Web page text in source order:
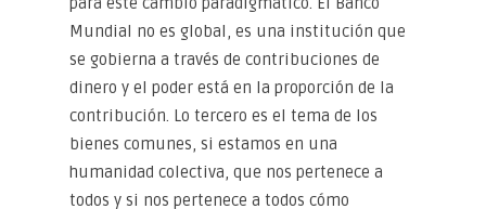
Mundial no es global, es una institución que
se gobierna a través de contribuciones de
dinero y el poder está en la proporción de la
contribución. Lo tercero es el tema de los
bienes comunes, si estamos en una
humanidad colectiva, que nos pertenece a
todos y si nos pertenece a todos cómo